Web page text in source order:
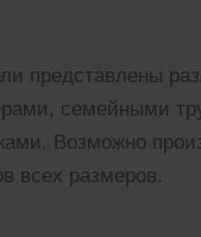
представлены
семейными
Возможно
всех размеров.